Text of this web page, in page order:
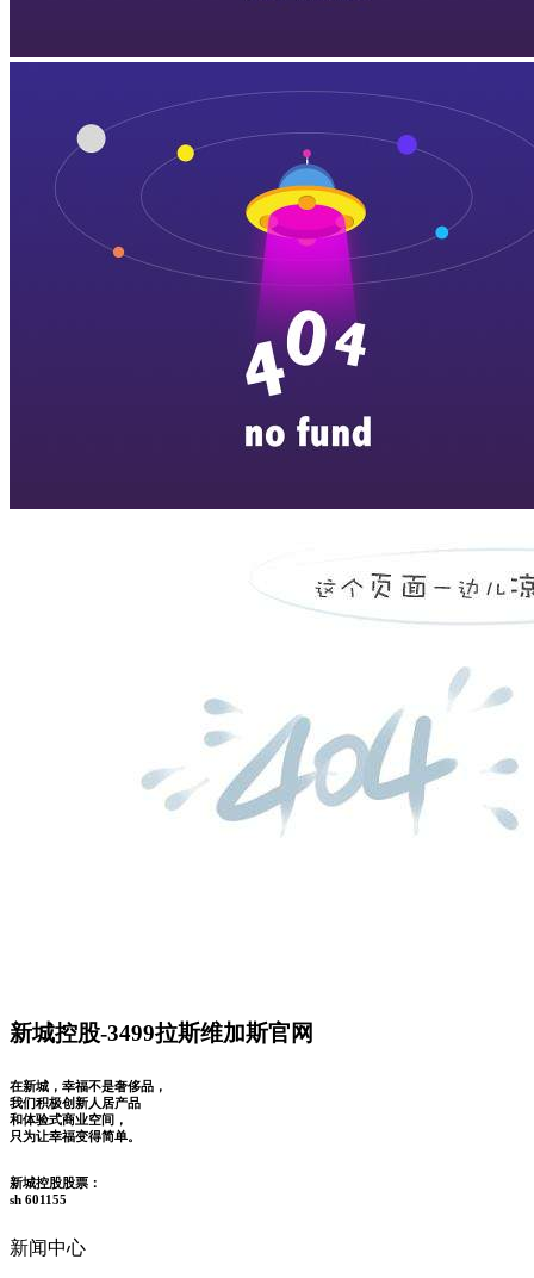
新城控股-3499拉斯维加斯官网
在新城，幸福不是奢侈品，
我们积极创新人居产品
和体验式商业空间，
只为让幸福变得简单。
新城控股股票：
sh 601155
新闻中心